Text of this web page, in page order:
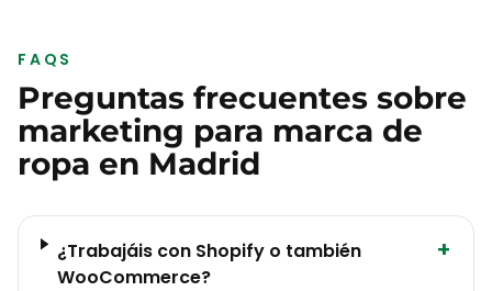
FAQS
Preguntas frecuentes sobre
marketing para marca de
ropa en Madrid
¿Trabajáis con Shopify o también
WooCommerce?
+